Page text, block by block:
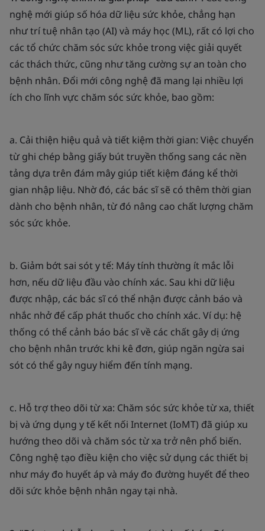
nghệ mới giúp số hóa dữ liệu sức khỏe, chẳng hạn
như trí tuệ nhân tạo (AI) và máy học (ML), rất có lợi cho
các tổ chức chăm sóc sức khỏe trong việc giải quyết
các thách thức, cũng như tăng cường sự an toàn cho
bệnh nhân. Đổi mới công nghệ đã mang lại nhiều lợi
ích cho lĩnh vực chăm sóc sức khỏe, bao gồm:
a. Cải thiện hiệu quả và tiết kiệm thời gian: Việc chuyển
từ ghi chép bằng giấy bút truyền thống sang các nền
tảng dựa trên đám mây giúp tiết kiệm đáng kể thời
gian nhập liệu. Nhờ đó, các bác sĩ sẽ có thêm thời gian
dành cho bệnh nhân, từ đó nâng cao chất lượng chăm
sóc sức khỏe.
b. Giảm bớt sai sót y tế: Máy tính thường ít mắc lỗi
hơn, nếu dữ liệu đầu vào chính xác. Sau khi dữ liệu
được nhập, các bác sĩ có thể nhận được cảnh báo và
nhắc nhở để cấp phát thuốc cho chính xác. Ví dụ: hệ
thống có thể cảnh báo bác sĩ về các chất gây dị ứng
cho bệnh nhân trước khi kê đơn, giúp ngăn ngừa sai
sót có thể gây nguy hiểm đến tính mạng.
c. Hỗ trợ theo dõi từ xa: Chăm sóc sức khỏe từ xa, thiết
bị và ứng dụng y tế kết nối Internet (IoMT) đã giúp xu
hướng theo dõi và chăm sóc từ xa trở nên phổ biến.
Công nghệ tạo điều kiện cho việc sử dụng các thiết bị
như máy đo huyết áp và máy đo đường huyết để theo
dõi sức khỏe bệnh nhân ngay tại nhà.